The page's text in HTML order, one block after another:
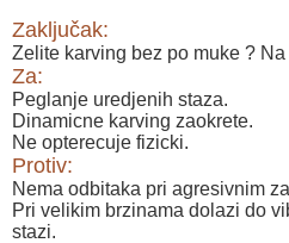
Zaključak:
Zelite karving bez po muke ?
Za:
Peglanje uredjenih staza.
Dinamicne karving zaokrete.
Ne opterecuje fizicki.
Protiv:
Nema odbitaka pri agresivnim
Pri velikim brzinama dolazi do
stazi.